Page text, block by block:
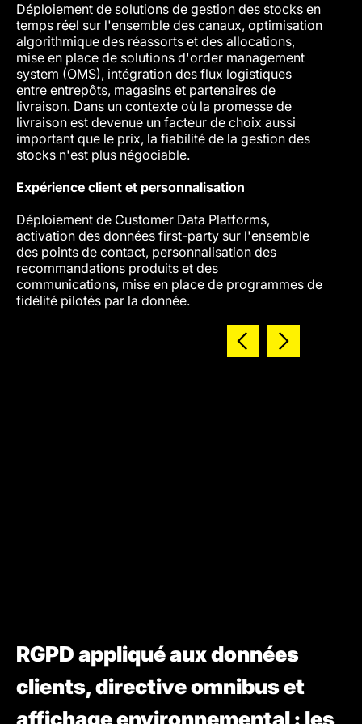
Déploiement de solutions de gestion des stocks en
temps réel sur l'ensemble des canaux, optimisation
algorithmique des réassorts et des allocations,
mise en place de solutions d'order management
system (OMS), intégration des flux logistiques
entre entrepôts, magasins et partenaires de
livraison. Dans un contexte où la promesse de
livraison est devenue un facteur de choix aussi
important que le prix, la fiabilité de la gestion des
stocks n'est plus négociable.
Expérience client et personnalisation
Déploiement de Customer Data Platforms,
activation des données first-party sur l'ensemble
des points de contact, personnalisation des
recommandations produits et des
communications, mise en place de programmes de
fidélité pilotés par la donnée.
RGPD appliqué aux données
clients, directive omnibus et
affichage environnemental : les